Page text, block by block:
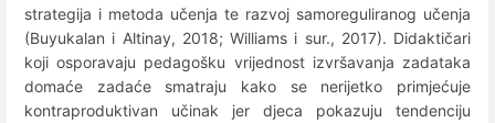
strategija i metoda učenja te razvoj samoreguliranog učenja
(Buyukalan i Altinay, 2018; Williams i sur., 2017). Didaktičari
koji osporavaju pedagošku vrijednost izvršavanja zadataka
domaće zadaće smatraju kako se nerijetko primjećuje
kontraproduktivan učinak jer djeca pokazuju tendenciju